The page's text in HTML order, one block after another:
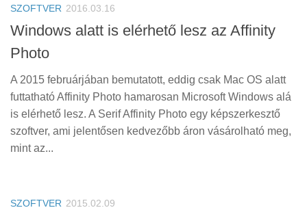
SZOFTVER 2016.03.16
Windows alatt is elérhető lesz az Affinity
Photo
A 2015 februárjában bemutatott, eddig csak Mac OS alatt
futtatható Affinity Photo hamarosan Microsoft Windows alá
is elérhető lesz. A Serif Affinity Photo egy képszerkesztő
szoftver, ami jelentősen kedvezőbb áron vásárolható meg,
mint az...
SZOFTVER 2015.02.09